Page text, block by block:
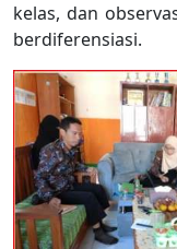
kelas, dan
berdiferensiasi.